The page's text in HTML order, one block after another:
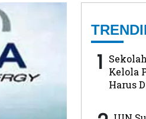
1 Kelola
Harus